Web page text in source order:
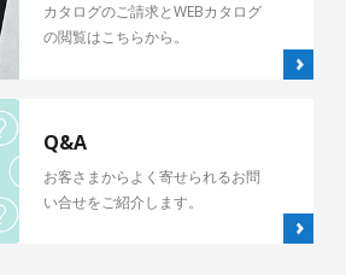
カタログのご請求とWEBカタログ
の閲覧はこちらから。
Q&A
お客さまからよく寄せられるお問
い合せをご紹介します。